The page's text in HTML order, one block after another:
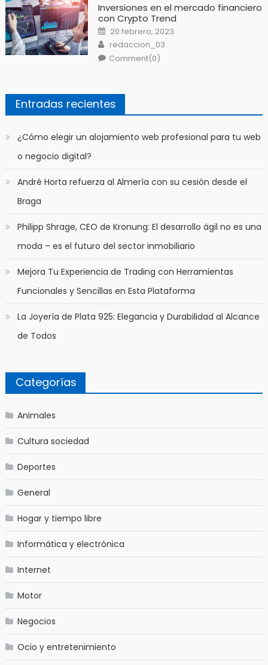
Inversiones en el mercado financiero
con Crypto Trend
Posted
on
20 febrero, 2023
Author
redaccion_03
Comment(0)
Entradas recientes
​¿Cómo elegir un alojamiento web profesional para tu web
o negocio digital?
André Horta refuerza al Almería con su cesión desde el
Braga
Philipp Shrage, CEO de Kronung: El desarrollo ágil no es una
moda – es el futuro del sector inmobiliario
Mejora Tu Experiencia de Trading con Herramientas
Funcionales y Sencillas en Esta Plataforma
La Joyería de Plata 925: Elegancia y Durabilidad al Alcance
de Todos
Categorías
Animales
Cultura sociedad
Deportes
General
Hogar y tiempo libre
Informática y electrónica
Internet
Motor
Negocios
Ocio y entretenimiento